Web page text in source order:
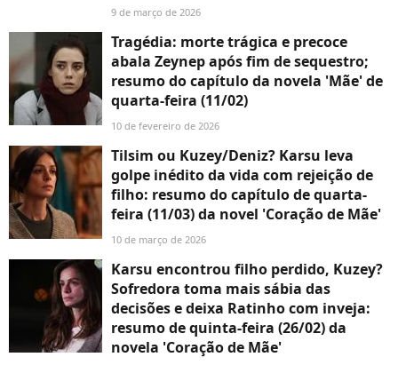
9 de março de 2026
Tragédia: morte trágica e precoce
abala Zeynep após fim de sequestro;
resumo do capítulo da novela 'Mãe' de
quarta-feira (11/02)
10 de fevereiro de 2026
Tilsim ou Kuzey/Deniz? Karsu leva
golpe inédito da vida com rejeição de
filho: resumo do capítulo de quarta-
feira (11/03) da novel 'Coração de Mãe'
10 de março de 2026
Karsu encontrou filho perdido, Kuzey?
Sofredora toma mais sábia das
decisões e deixa Ratinho com inveja:
resumo de quinta-feira (26/02) da
novela 'Coração de Mãe'